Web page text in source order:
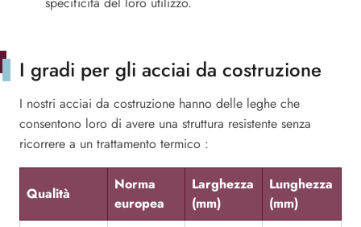
I gradi per gli acciai da costruzione
I nostri acciai da costruzione hanno delle leghe che
consentono loro di avere una struttura resistente senza
ricorrere a un trattamento termico :
Qualità
Norma
europea
Larghezza
(mm)
Lunghezza
(mm)